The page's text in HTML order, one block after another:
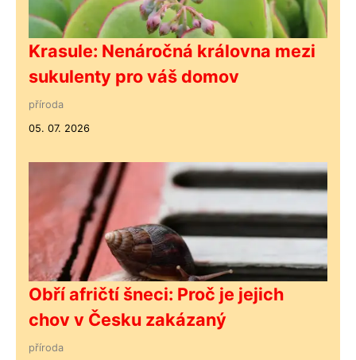
Krasule: Nenáročná královna mezi
sukulenty pro váš domov
příroda
05. 07. 2026
Obří afričtí šneci: Proč je jejich
chov v Česku zakázaný
příroda